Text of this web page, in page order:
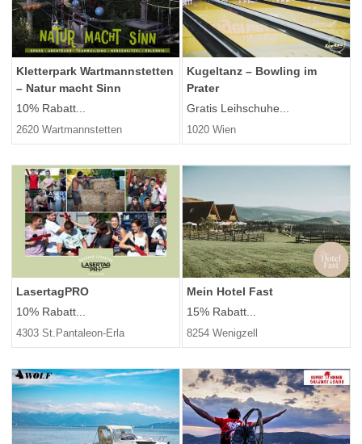
Kletterpark Wartmannstetten
– Natur macht Sinn
10% Rabatt...
2620 Wartmannstetten
Kugeltanz – Bowling im
Prater
Gratis Leihschuhe...
1020 Wien
LasertagPRO
10% Rabatt...
4303 St.Pantaleon-Erla
Mein Hotel Fast
15% Rabatt...
8254 Wenigzell